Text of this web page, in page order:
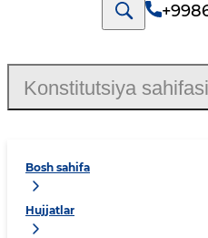
Bosh sahifa
Hujjatlar
Konstitutsiya sahifasi